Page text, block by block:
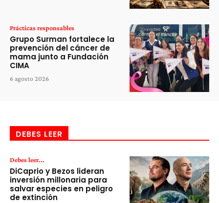
Prácticas responsables
Grupo Surman fortalece la
prevención del cáncer de
mama junto a Fundación
CIMA
6 agosto 2026
DEBES LEER
Debes leer...
DiCaprio y Bezos lideran
inversión millonaria para
salvar especies en peligro
de extinción